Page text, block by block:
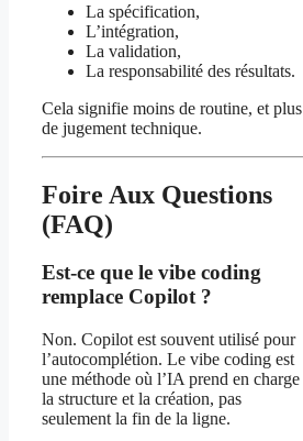
La spécification,
L’intégration,
La validation,
La responsabilité des résultats.
Cela signifie moins de routine, et plus
de jugement technique.
Foire Aux Questions
(FAQ)
Est-ce que le vibe coding
remplace Copilot ?
Non. Copilot est souvent utilisé pour
l’autocomplétion. Le vibe coding est
une méthode où l’IA prend en charge
la structure et la création, pas
seulement la fin de la ligne.